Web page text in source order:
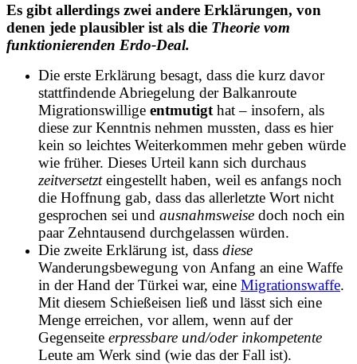
Es gibt allerdings zwei andere Erklärungen, von
denen jede plausibler ist als die Theorie vom
funktionierenden Erdo-Deal.
Die erste Erklärung besagt, dass die kurz davor
stattfindende Abriegelung der Balkanroute
Migrationswillige entmutigt hat – insofern, als
diese zur Kenntnis nehmen mussten, dass es hier
kein so leichtes Weiterkommen mehr geben würde
wie früher. Dieses Urteil kann sich durchaus
zeitversetzteingestellt haben, weil es anfangs noch
die Hoffnung gab, dass das allerletzte Wort nicht
gesprochen sei und ausnahmsweise doch noch ein
paar Zehntausend durchgelassen würden.
Die zweite Erklärung ist, dass diese
Wanderungsbewegung von Anfang an eine Waffe
in der Hand der Türkei war, eine Migrationswaffe.
Mit diesem Schießeisen ließ und lässt sich eine
Menge erreichen, vor allem, wenn auf der
Gegenseite erpressbare und/oder inkompetente
Leute am Werk sind (wie das der Fall ist).